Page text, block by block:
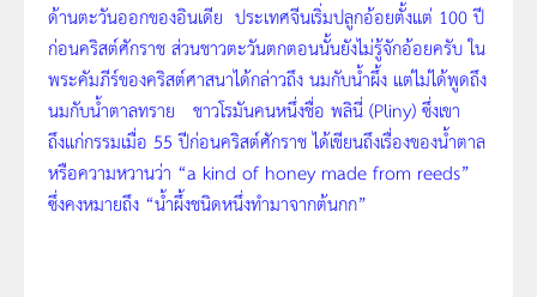
ด้านตะวันออกของอินเดีย ประเทศจีนเริ่มปลูกอ้อยตั้งแต่ 100 ปี
ก่อนคริสต์ศักราช ส่วนชาวตะวันตกตอนนั้นยังไม่รู้จักอ้อยครับ ใน
พระคัมภีร์ของคริสต์ศาสนาได้กล่าวถึง นมกับน้ำผึ้ง แต่ไม่ได้พูดถึง
นมกับน้ำตาลทราย ชาวโรมันคนหนึ่งชื่อ พลินี่ (Pliny) ซึ่งเขา
ถึงแก่กรรมเมื่อ 55 ปีก่อนคริสต์ศักราช ได้เขียนถึงเรื่องของน้ำตาล
หรือความหวานว่า “a kind of honey made from reeds”
ซึ่งคงหมายถึง “น้ำผึ้งชนิดหนึ่งทำมาจากต้นกก”